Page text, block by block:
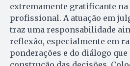
extremamente gratificante
profissional. A atuação em
traz uma responsabilidade
reflexão, especialmente em
ponderações e do diálogo que